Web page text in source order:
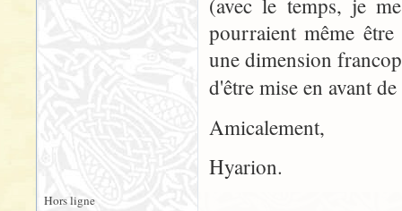
(avec le temps, je
pourraient même
une dimension
d'être mise en avant
Amicalement,
Hyarion.
Hors ligne